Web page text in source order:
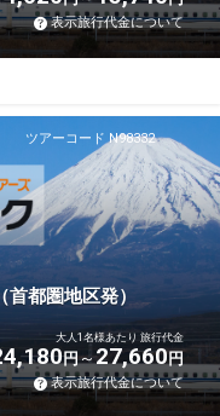
表示旅行代金について
ツアーコード N98332
都圏地区発）
大人1名様あたり 旅行代金
円 27,660円
表示旅行代金について